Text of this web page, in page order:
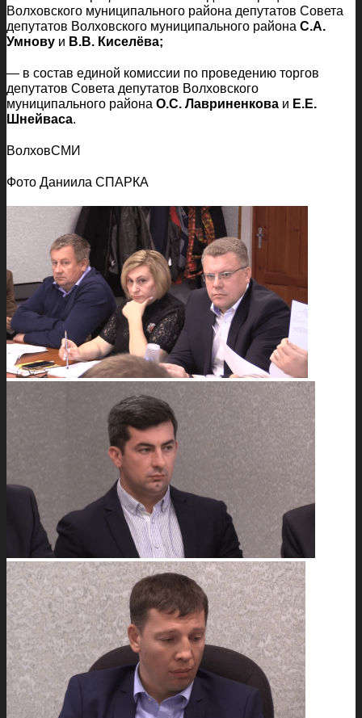
Волховского муниципального района депутатов Совета
депутатов Волховского муниципального района С.А.
Умнову и В.В. Киселёва;
— в состав единой комиссии по проведению торгов
депутатов Совета депутатов Волховского
муниципального района О.С. Лавриненкова и Е.Е.
Шнейваса.
ВолховСМИ
Фото Даниила СПАРКА